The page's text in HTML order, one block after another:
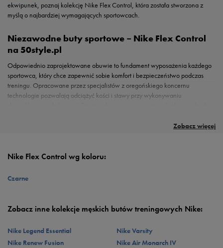
Zobacz więcej
ekwipunek, poznaj kolekcję Nike Flex Control, która została stworzona z
myślą o najbardziej wymagających sportowcach.
Niezawodne buty sportowe – Nike Flex Control
na 50style.pl
Odpowiednio zaprojektowane obuwie to fundament wyposażenia każdego
sportowca, który chce zapewnić sobie komfort i bezpieczeństwo podczas
treningu. Opracowane przez specjalistów z oregońskiego koncernu
technologie pozwalają odciążyć kości i stawy przy wykonywaniu
Dostępne w sklepie internetowym 50style.pl buty treningowe Nike Flex
podeszwę zaprojektowano w taki sposób, aby obuwie było jak najbardziej
warianty dostępne w 50style i wybierz model, dzięki któremu poczujesz się
Nike Flex Control wg koloru:
Czarne
Zobacz inne kolekcje męskich butów treningowych Nike:
Nike Legend Essential
Nike Renew Fusion
Nike Varsity
Nike Air Monarch IV